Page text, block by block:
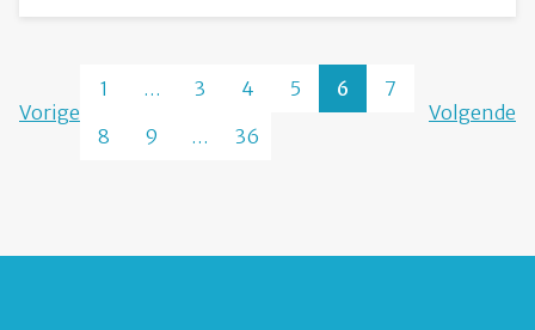
Vorige
1 … 3 4 5 6
7
8
9 … 36
Volgende